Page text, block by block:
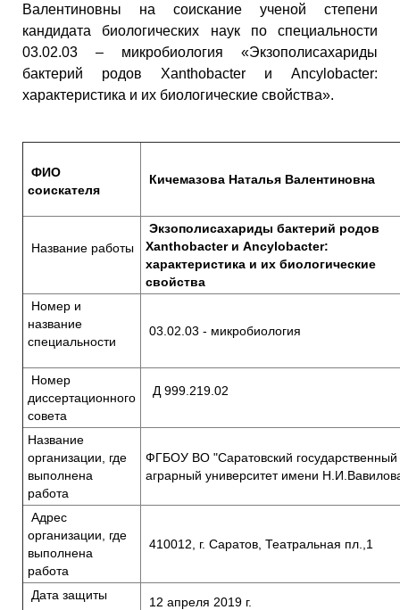
Валентиновны на соискание ученой степени
кандидата биологических наук по специальности
03.02.03 – микробиология «Экзополисахариды
бактерий родов Xanthobacter и Ancylobacter:
характеристика и их биологические свойства».
ФИО
соискателя
Кичемазова Наталья Валентиновна
Название работы
Экзополисахариды бактерий родов
Xanthobacter и Ancylobacter:
характеристика и их биологические
свойства
Номер и
название
специальности
03.02.03 - микробиология
Номер
диссертационного
совета
Д 999.219.02
Название
организации, где
выполнена
работа
ФГБОУ ВО "Саратовский государственный
аграрный университет имени
Адрес
организации, где
выполнена
работа
410012, г. Саратов, Театральная пл.,1
Дата защиты 12 апреля 2019 г.